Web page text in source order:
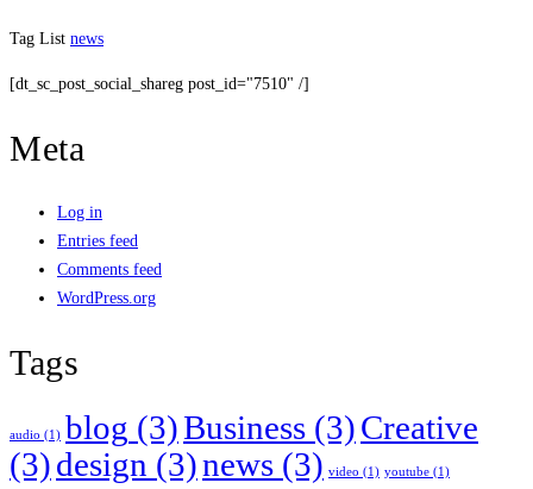
Tag List news
[dt_sc_post_social_shareg post_id="7510" /]
Meta
Log in
Entries feed
Comments feed
WordPress.org
Tags
audio (1) blog (3)Business (3)Creative
(3)design (3)news (3) video (1) youtube (1)